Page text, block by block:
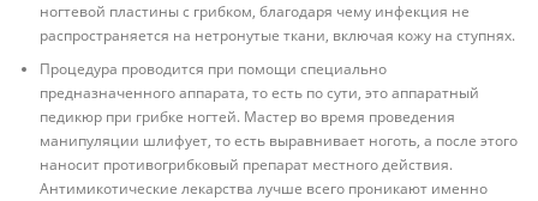
ногтевой пластины с грибком, благодаря чему инфекция не
распространяется на нетронутые ткани, включая кожу на ступнях.
Процедура проводится при помощи специально
предназначенного аппарата, то есть по сути, это аппаратный
педикюр при грибке ногтей. Мастер во время проведения
манипуляции шлифует, то есть выравнивает ноготь, а после этого
наносит противогрибковый препарат местного действия.
Антимикотические лекарства лучше всего проникают именно